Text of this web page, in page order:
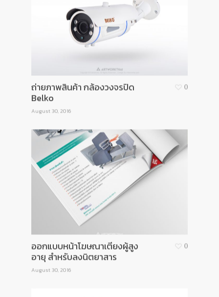
ถ่ายภาพสินค้า กล้องวงจรปิด
Belko
August 30, 2016
0
ออกแบบหน้าโฆษณาเตียงผู้สูง
อายุ สำหรับลงนิตยาสาร
August 30, 2016
0